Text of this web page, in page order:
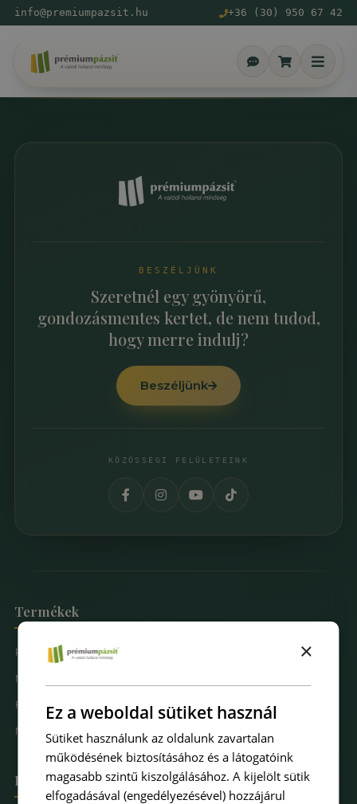
info@premiumpazsit.hu +36 (30) 950 67 42
BESZÉLJÜNK
Szeretnél egy gyönyörű,
gondozásmentes kertet, de nem tudod,
hogy merre indulj?
Beszéljünk
KÖZÖSSÉGI FELÜLETEINK
Termékek
Prémium Pázsit® Műfüvek
Mintarendelés
Fűfal Dekoráció
Műfűkarbantartás
Hova keresel pázsitot
×
Ez a weboldal sütiket használ
Sütiket használunk az oldalunk zavartalan
működésének biztosításához és a látogatóink
magasabb szintű kiszolgálásához. A kijelölt sütik
elfogadásával (engedélyezésével) hozzájárul